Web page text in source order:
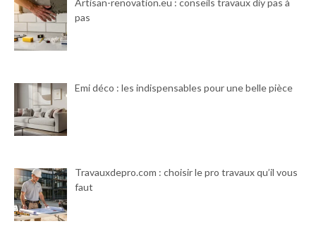
Artisan-renovation.eu : conseils travaux diy pas à
pas
Emi déco : les indispensables pour une belle pièce
Travauxdepro.com : choisir le pro travaux qu’il vous
faut